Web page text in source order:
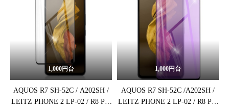
1,000円台
AQUOS R7 SH-52C / A202SH /
LEITZ PHONE 2 LP-02 / R8 Pro
1,000円台
AQUOS R7 SH-52C /A202SH /
LEITZ PHONE 2 LP-02 / R8 Pro